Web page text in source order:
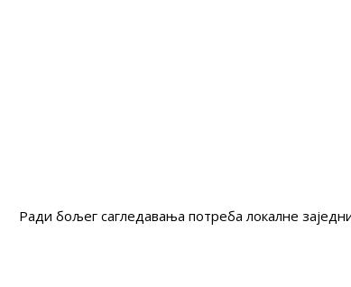
Ради бољег сагледавања потреба локалне